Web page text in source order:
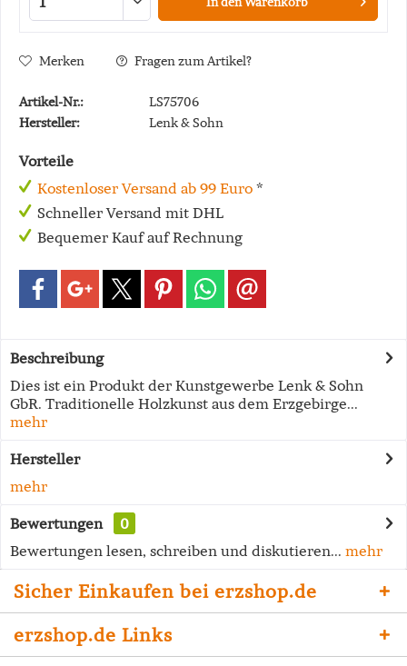
Merken Fragen zum Artikel?
Artikel-Nr.:
LS75706
Hersteller:
Lenk & Sohn
Vorteile
Kostenloser Versand ab 99 Euro *
Schneller Versand mit DHL
Bequemer Kauf auf Rechnung
Beschreibung
Dies ist ein Produkt der Kunstgewerbe Lenk & Sohn
GbR. Traditionelle Holzkunst aus dem Erzgebirge...
mehr
Hersteller
mehr
Bewertungen
0
Bewertungen lesen, schreiben und diskutieren... mehr
Sicher Einkaufen bei erzshop.de
erzshop.de Links